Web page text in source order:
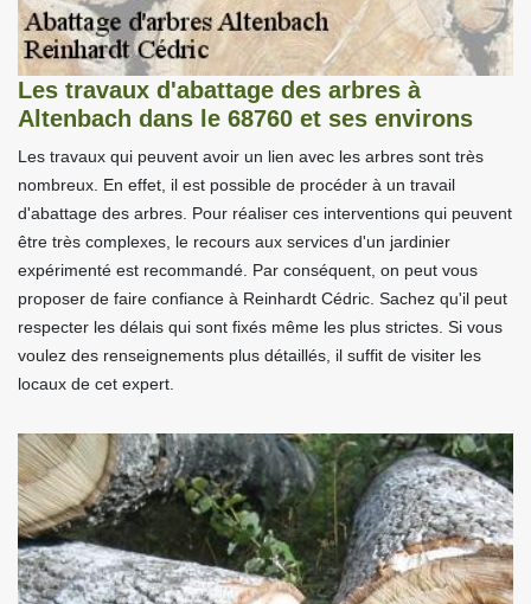
Les travaux d'abattage des arbres à
Altenbach dans le 68760 et ses environs
Les travaux qui peuvent avoir un lien avec les arbres sont très
nombreux. En effet, il est possible de procéder à un travail
d'abattage des arbres. Pour réaliser ces interventions qui peuvent
être très complexes, le recours aux services d'un jardinier
expérimenté est recommandé. Par conséquent, on peut vous
proposer de faire confiance à Reinhardt Cédric. Sachez qu'il peut
respecter les délais qui sont fixés même les plus strictes. Si vous
voulez des renseignements plus détaillés, il suffit de visiter les
locaux de cet expert.